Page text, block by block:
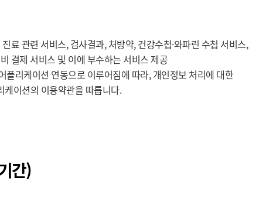
료 관련 서비스, 검사결과, 처방약, 건강수첩·와파린 수첩 서비스,
결제 서비스 및 이에 부수하는 서비스 제공
리케이션 연동으로 이루어짐에 따라, 개인정보 처리에 대한
이션의 이용약관을 따릅니다.
간)